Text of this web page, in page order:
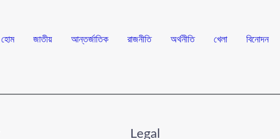
হোম জাতীয় আন্তর্জাতিক রাজনীতি অর্থনীতি খেলা বিনোদন
Legal